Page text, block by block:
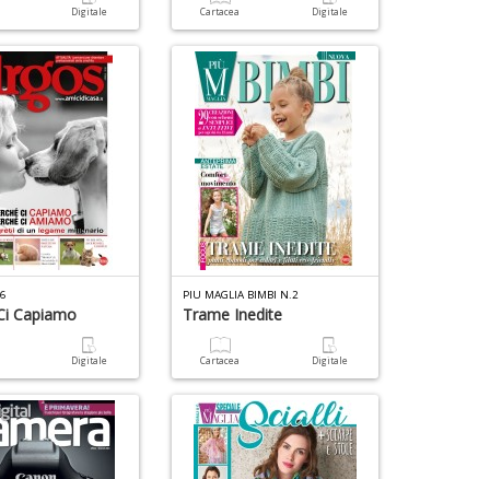
Digitale Cartacea Digitale
Capiamo
Digitale
PIU MAGLIA BIMBI N.2
Trame Inedite
Cartacea Digitale